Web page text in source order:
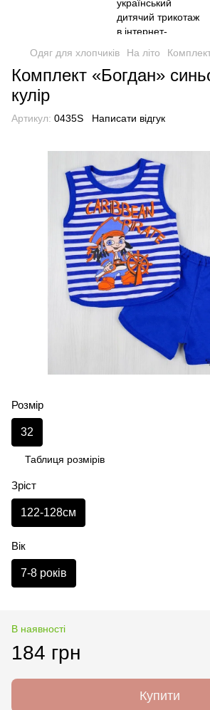
Одяг для хлопчиків На літо
Комплект «Богдан»
кулір
Артикул: 0435S Написати відгук
Розмір
32
Таблиця розмірів
Зріст
122-128см
Вік
7-8 років
В наявності
184 грн
Купити